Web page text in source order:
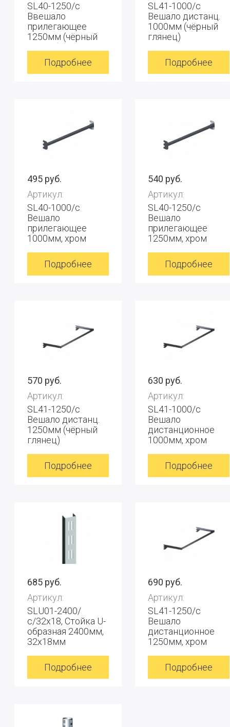
SL40-1250/с
Ввешало
прилегающее
1250мм (чёрный
Подробнее
SL41-1000/с
Вешало дистанц.
1000мм (чёрный
глянец)
Подробнее
495 руб.
Артикул:
SL40-1000/с
Вешало
прилегающее
1000мм, хром
Подробнее
540 руб.
Артикул:
SL40-1250/с
Вешало
прилегающее
1250мм, хром
Подробнее
570 руб.
Артикул:
SL41-1250/с
Вешало дистанц.
1250мм (чёрный
глянец)
Подробнее
630 руб.
Артикул:
SL41-1000/с
Вешало
дистанционное
1000мм, хром
Подробнее
685 руб.
Артикул:
SLU01-2400/
с/32х18, Стойка U-
образная 2400мм,
32х18мм
Подробнее
690 руб.
Артикул:
SL41-1250/с
Вешало
дистанционное
1250мм, хром
Подробнее